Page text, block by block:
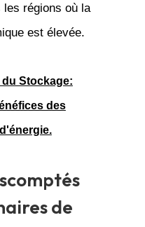
les régions où la
est élevée.
du Stockage:
des
de